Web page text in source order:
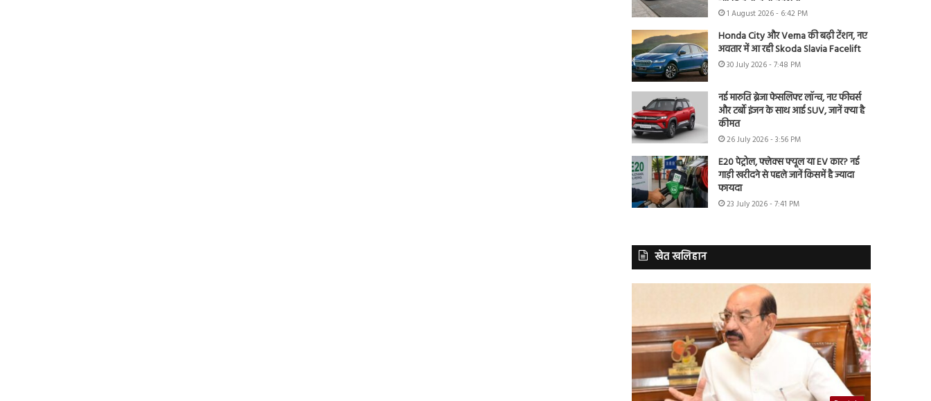
1 August 2026 - 6:42 PM
Honda City और Verna की बढ़ी टेंशन, नए
अवतार में आ रही Skoda Slavia Facelift
30 July 2026 - 7:48 PM
नई मारुति ब्रेजा फेसलिफ्ट लॉन्च, नए फीचर्स
और टर्बो इंजन के साथ आई SUV, जानें क्या है
कीमत
26 July 2026 - 3:56 PM
E20 पेट्रोल, फ्लेक्स फ्यूल या EV कार? नई
गाड़ी खरीदने से पहले जानें किसमें है ज्यादा
फायदा
23 July 2026 - 7:41 PM
खेत खलिहान